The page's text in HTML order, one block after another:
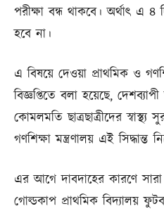
পরীক্ষা বন্ধ থাকবে। অর্থাৎ এ ৪
হবে না।
এ বিষয়ে দেওয়া প্রাথমিক ও
বিজ্ঞপ্তিতে বলা হয়েছে,
কোমলমতি ছাত্রছাত্রীদের স্বাস্থ্য
গণশিক্ষা মন্ত্রণালয় এই সিদ্ধান্ত
এর আগে দাবদাহের কারণে সারা
গোল্ডকাপ প্রাথমিক বিদ্যালয়